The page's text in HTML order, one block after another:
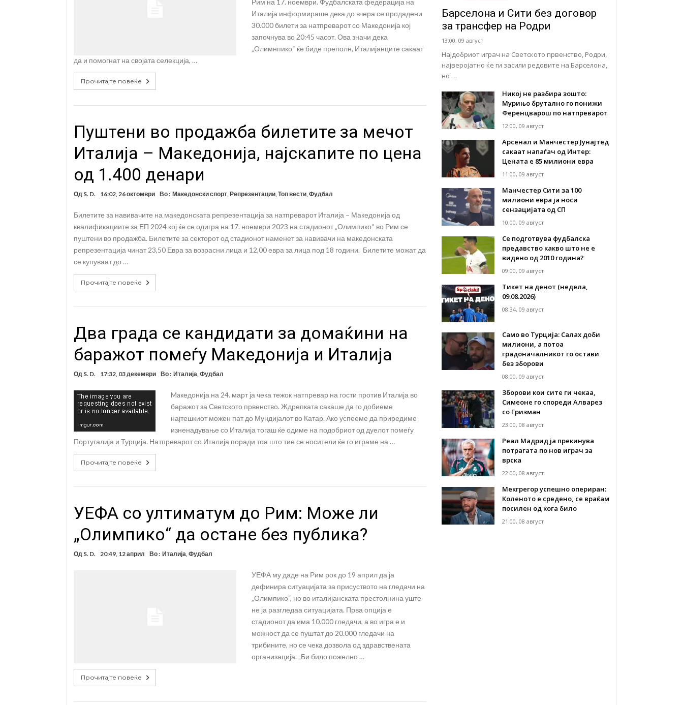
Италија информираше дека до вчера се продадени
30.000 билети за натпреварот со Македонија кој
започнува во 20:45 часот. Ова значи дека
„Олимнпико“ ќе биде преполн, Италијанците сакаат
да и помогнат на својата селекција, …
Прочитајте повеќе
Пуштени во продажба билетите за мечот
Италија – Македонија, најскапите по цена
од 1.400 денари
Од S. D. 16:02, 26 октомври Во : Македонски спорт, Репрезентации, Топ вести, Фудбал
Билетите за навивачите на македонската репрезентација за натпреварот Италија – Македонија од
квалификациите за ЕП 2024 кој ќе се одигра на 17. ноември 2023 на стадионот „Олимпико“ во Рим се
пуштени во продажба. Билетите за секторот од стадионот наменет за навивачи на македонската
репрезентација чинат 23,50 Евра за возрасни лица и 12,00 евра за лица под 18 години. Билетите можат да
се купуваат до …
Прочитајте повеќе
Два града се кандидати за домаќини на
баражот помеѓу Македонија и Италија
Од S. D. 17:32, 03 декември Во : Италија Фудбал
Maкедонија на 24. март ја чека тежок натпревар на гости против Италија во
баражот за Светското првенство. Ждрепката сакаше да го добиеме
најтешкиот можен пат до Мундијалот во Катар. Ако успееме да приредиме
изненадување со Италија тогаш ќе одиме на подобриот од дуелот помеѓу
Португалија и Турција. Натпреварот со Италија поради тоа што тие се носители ќе го играме на …
Прочитајте повеќе
УЕФА со ултиматум до Рим: Може ли
„Олимпико“ да остане без публика?
Од S. D. 20:49, 12 април Во : Италија Фудбал
УЕФА му даде на Рим рок до 19 април да ја
дефинира ситуацијата за присуството на гледачи на
„Олимпико“, но во италијанската престолнина уште
не ја разгледаа ситуацијата. Прва опција е
стадионот да има 10.000 гледачи, а во игра е и
можност да се пуштат до 20.000 гледачи на
трибините, но се чека дозвола од здравствената
организација. „Би било пожелно …
Прочитајте повеќе
Барселона и Сити без договор
за трансфер на Родри
13:00, 09 август
Најдобриот играч на Светското првенство, Родри,
најверојатно ќе ги засили редовите на Барселона,
но …
Никој не разбира зошто:
Мурињо брутално го понижи
Ференцварош по натпреварот
12:00, 09 август
Арсенал и Манчестер Јунајтед
сакаат напаѓач од Интер:
Цената е 85 милиони евра
11:00, 09 август
Манчестер Сити за 100
милиони евра ја носи
сензацијата од СП
10:00, 09 август
Се подготвува фудбалска
предавство какво што не е
видено од 2010 година?
09:00, 09 август
Тикет на денот (недела,
09.08.2026)
08:34, 09 август
Само во Турција: Салах доби
милиони, а потоа
градоначалникот го остави
без зборови
08:00, 09 август
Зборови кои сите ги чекаа,
Симеоне го спореди Алварез
со Гризман
23:00, 08 август
Реал Мадрид ја прекинува
потрагата по нов играч за
врска
22:00, 08 август
Мекгрегор успешно опериран:
Коленото е средено, се враќам
посилен од кога било
21:00, 08 август